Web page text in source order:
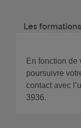
Les
En fonction de
poursuivre
contact avec
3936.